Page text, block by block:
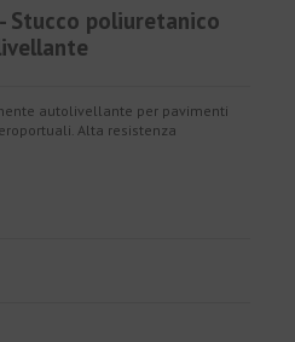
Stucco poliuretanico
autolivellante per pavimenti
Alta resistenza